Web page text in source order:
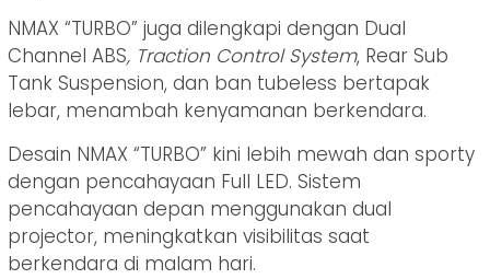
NMAX “TURBO” juga dilengkapi dengan Dual
Channel ABS, Traction Control System, Rear Sub
Tank Suspension, dan ban tubeless bertapak
lebar, menambah kenyamanan berkendara.
Desain NMAX “TURBO” kini lebih mewah dan sporty
dengan pencahayaan Full LED. Sistem
pencahayaan depan menggunakan dual
projector, meningkatkan visibilitas saat
berkendara di malam hari.